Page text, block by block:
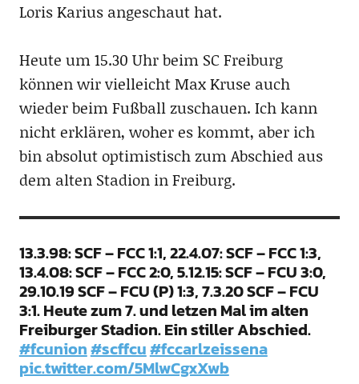
Loris Karius angeschaut hat.
Heute um 15.30 Uhr beim SC Freiburg
können wir vielleicht Max Kruse auch
wieder beim Fußball zuschauen. Ich kann
nicht erklären, woher es kommt, aber ich
bin absolut optimistisch zum Abschied aus
dem alten Stadion in Freiburg.
13.3.98: SCF – FCC 1:1, 22.4.07: SCF – FCC 1:3,
13.4.08: SCF – FCC 2:0, 5.12.15: SCF – FCU 3:0,
29.10.19 SCF – FCU (P) 1:3, 7.3.20 SCF – FCU
3:1. Heute zum 7. und letzen Mal im alten
Freiburger Stadion. Ein stiller Abschied.
#fcunion#scffcu#fccarlzeissena
pic.twitter.com/5MlwCgxXwb